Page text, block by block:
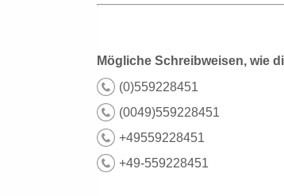
Mögliche Schreibweisen, wie
(0)559228451
(0049)559228451
+49559228451
+49-559228451